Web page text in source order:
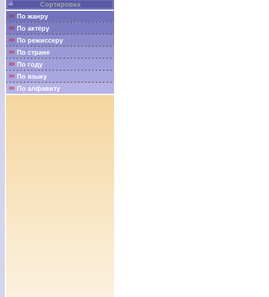
Сортировка
По жанру
По актёру
По режиссеру
По стране
По году
По языку
По алфавиту